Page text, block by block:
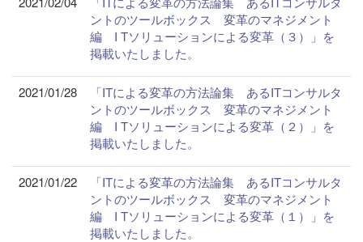
ントのツールボックス 変革のマネジメント
編 I Tソリューションによる変革（３）」を
掲載いたしました。
2021/01/28
「ITによる変革の方法論集 あるITコンサルタ
ントのツールボックス 変革のマネジメント
編 I Tソリューションによる変革（２）」を
掲載いたしました。
2021/01/22
「ITによる変革の方法論集 あるITコンサルタ
ントのツールボックス 変革のマネジメント
編 I Tソリューションによる変革（１）」を
掲載いたしました。